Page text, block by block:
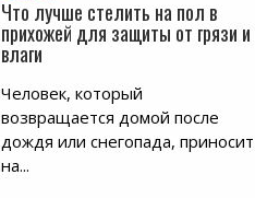
Что лучше стелить на пол в
прихожей для защиты от грязи и
влаги
Человек, который
возвращается домой после
дождя или снегопада, приносит
на...